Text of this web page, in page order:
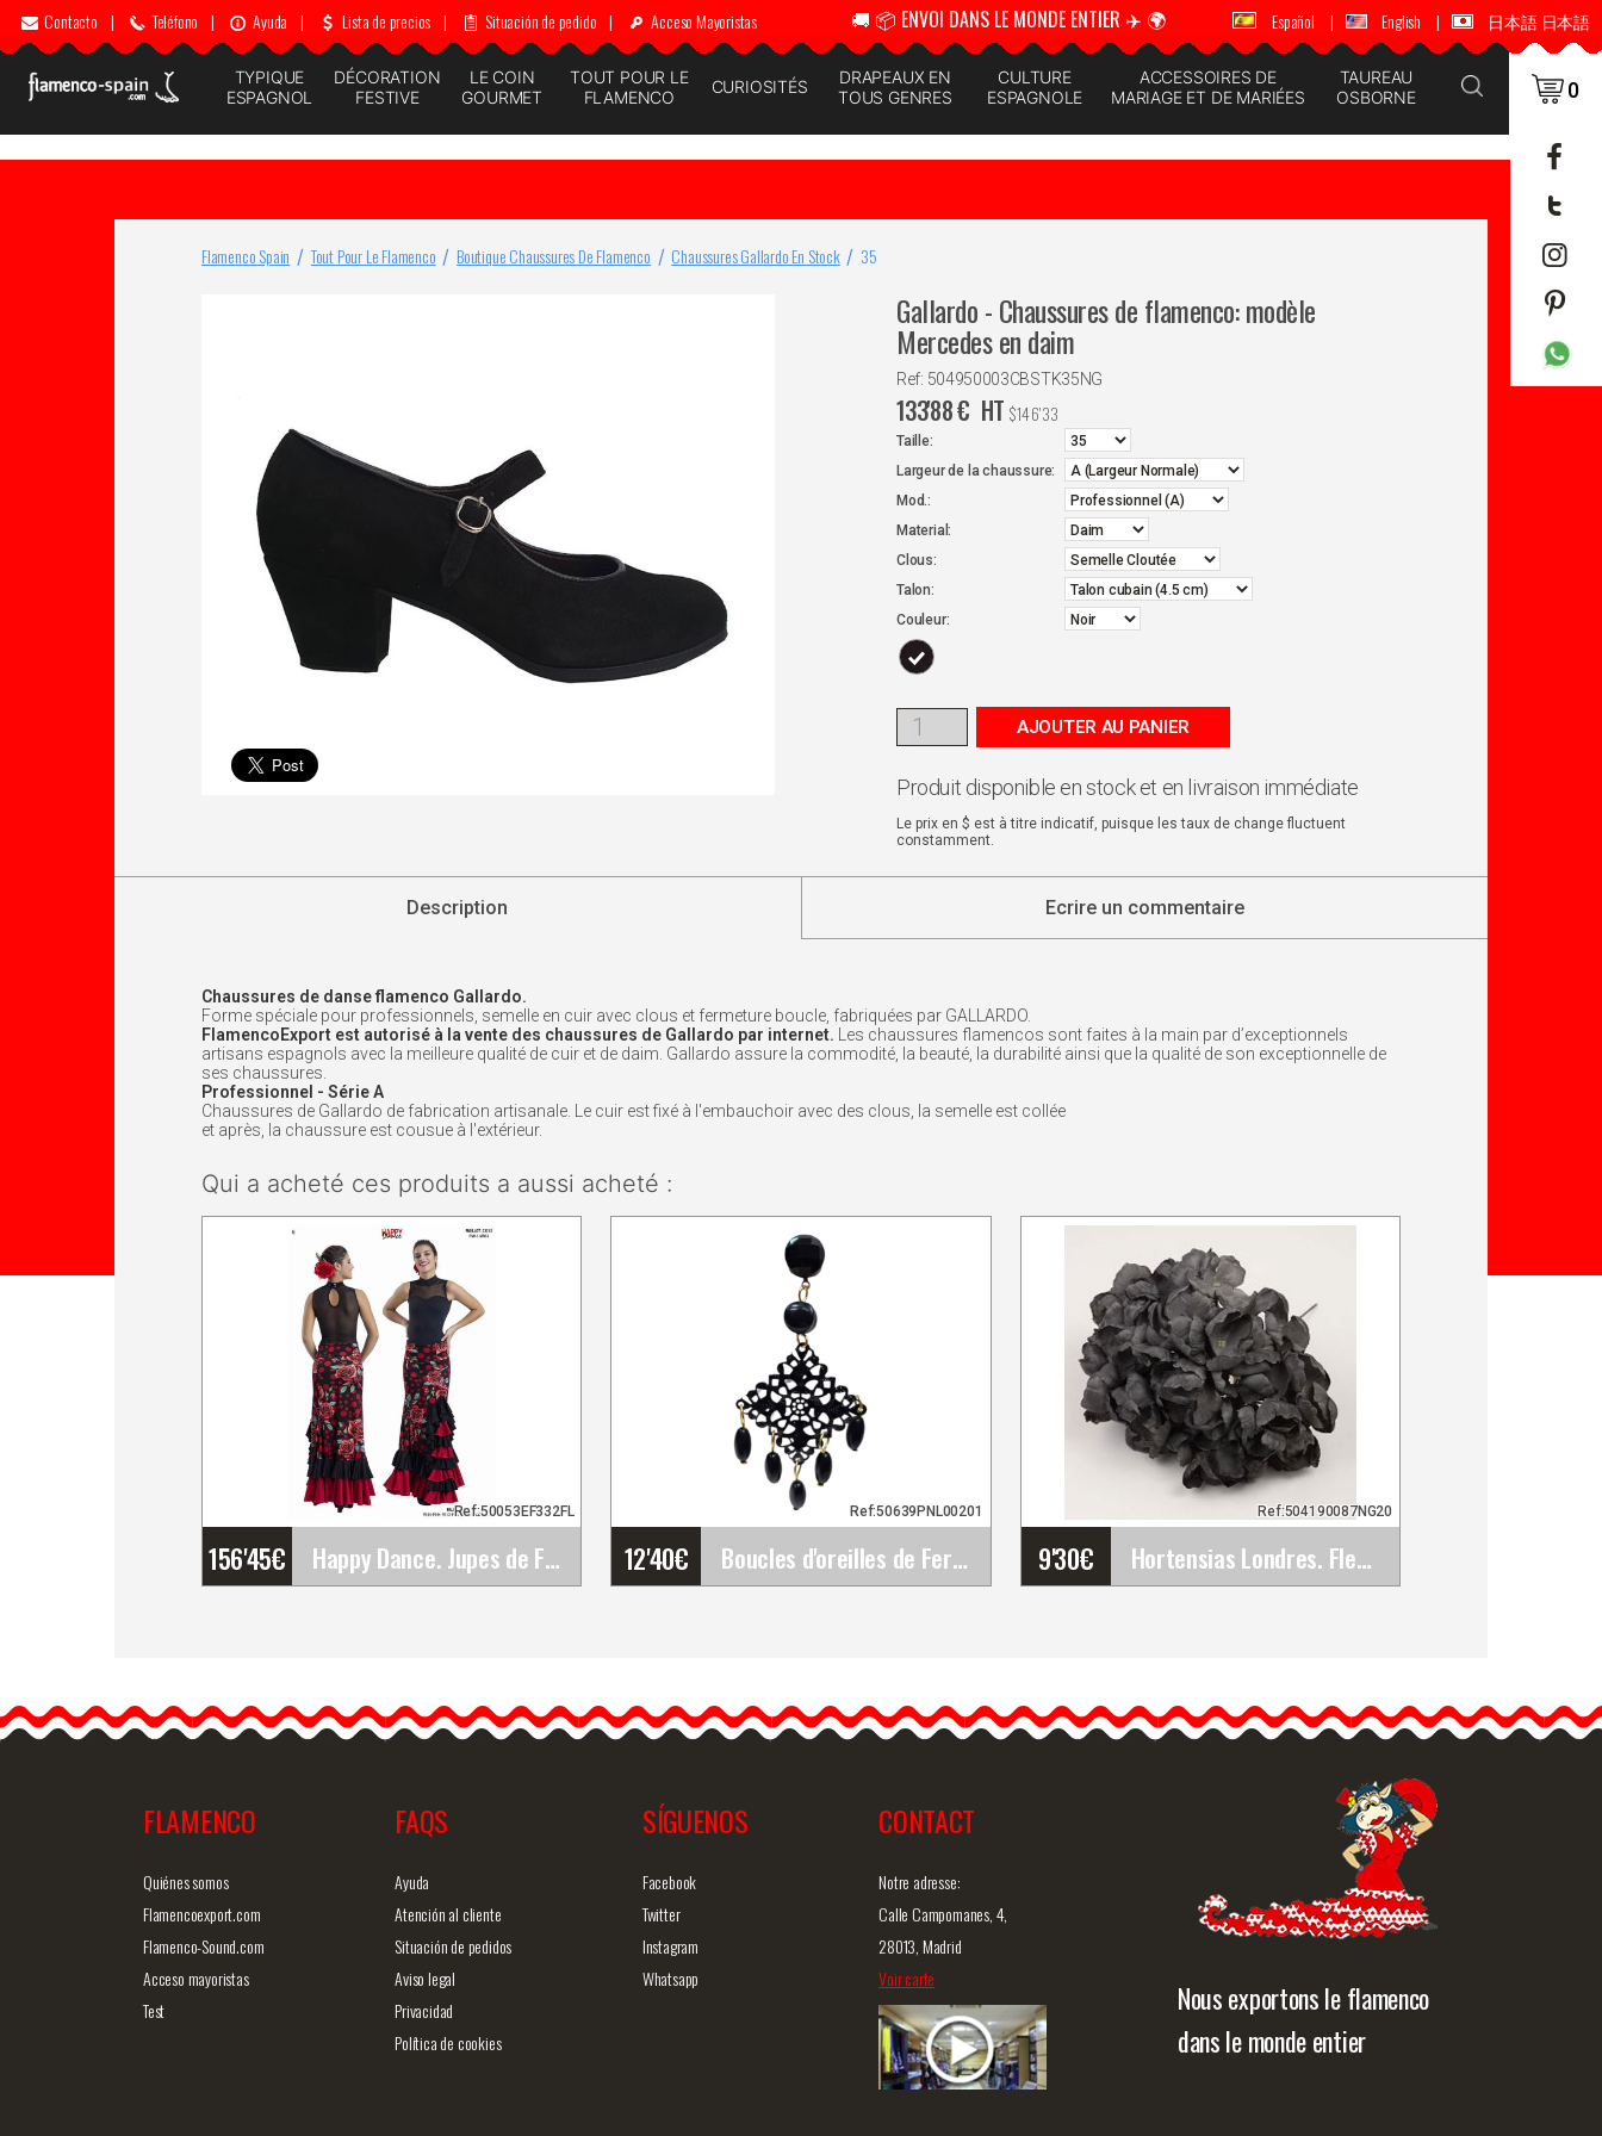
Contacto | Teléfono | Ayuda | Lista de precios | Situación de pedido | Acceso Mayoristas 🚚 📦 ENVOI DANS LE MONDE ENTIER ✈️ 🌍 🚚 📦 ENVOI DANS LE MONDE ENTIER ✈️ 🌍
Español | English | 日本語 日本語
TYPIQUE
ESPAGNOL
DÉCORATION
FESTIVE
LE COIN
GOURMET
TOUT POUR LE
FLAMENCO
CURIOSITÉS
DRAPEAUX EN
TOUS GENRES
CULTURE
ESPAGNOLE
ACCESSOIRES DE
MARIAGE ET DE MARIÉES
TAUREAU
OSBORNE
0
Flamenco Spain Tout Pour Le Flamenco Boutique Chaussures De Flamenco Chaussures Gallardo En Stock 35
Gallardo - Chaussures de flamenco: modèle
Mercedes en daim
Ref: 504950003CBSTK35NG
133'88€ HT $146'33
Taille:
Largeur de la chaussure:
Mod.:
Material:
Clous:
Talon:
Couleur:
AJOUTER AU PANIER
Produit disponible en stock et en livraison immédiate
Le prix en $ est à titre indicatif, puisque les taux de change fluctuent
constamment.
Description Ecrire un commentaire
Chaussures de danse flamenco Gallardo.
Forme spéciale pour professionnels, semelle en cuir avec clous et fermeture boucle, fabriquées par GALLARDO.
FlamencoExport est autorisé à la vente des chaussures de Gallardo par internet. Les chaussures flamencos sont faites à la main par d’exceptionnels
artisans espagnols avec la meilleure qualité de cuir et de daim. Gallardo assure la commodité, la beauté, la durabilité ainsi que la qualité de son exceptionnelle de
ses chaussures.
Professionnel - Série A
Chaussures de Gallardo de fabrication artisanale. Le cuir est fixé à l'embauchoir avec des clous, la semelle est collée
et après, la chaussure est cousue à l'extérieur.
Qui a acheté ces produits a aussi acheté :
156'45€ Happy Dance. Jupes de Flamenco pour les&hellip;
Ref:50053EF332FL
Entrainements et
Représentations. Ref.…
12'40€ Boucles d'oreilles de Feria Flamenca avec un&hellip;
Ref:50639PNL00201
en filigrane et des billes en
plastique&hell
9'30€ Hortensias Londres. Fleur de Flamenco pour les&hellip;
Ref:504190087NG20
cheveux. Noir. 20cm
Les hortensias, fleurs
Vue rapide
FLAMENCO
Quiénes somos
Flamencoexport.com
Flamenco-Sound.com
Acceso mayoristas
Test
FAQS
Ayuda
Atención al cliente
Situación de pedidos
Aviso legal
Privacidad
Política de cookies
SÍGUENOS
Facebook
Twitter
Instagram
Whatsapp
CONTACT
Notre adresse:
Calle Campomanes, 4,
28013, Madrid
Voir carte
Nous exportons le flamenco
dans le monde entier